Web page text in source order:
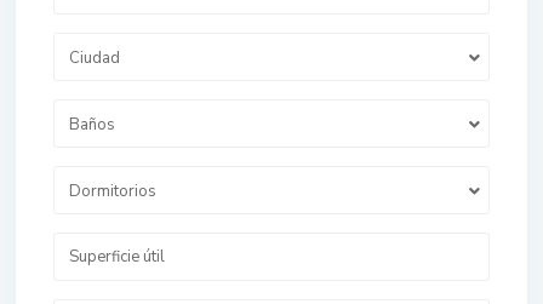
Ciudad
Baños
Dormitorios